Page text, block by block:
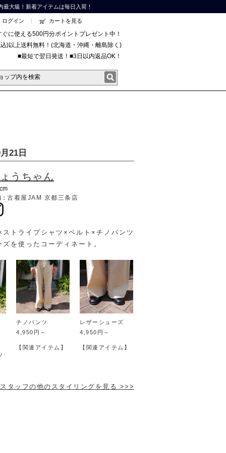
大級！新着アイテムは毎日入荷！
ログイン カートを見る
に使える500円分ポイントプレゼント中！
)以上送料無料！(北海道・沖縄・離島除く)
■最短で翌日発送！■3日以内返品OK！
21日
うちゃん
：古着屋JAM 京都三条店
ストライプシャツ×ベルト×チノパンツ
を使ったコーディネート。
チノパンツ
4,950円～
【関連アイテム】
レザーシューズ
4,950円～
【関連アイテム】
タッフの他のスタイリングを見る >>>